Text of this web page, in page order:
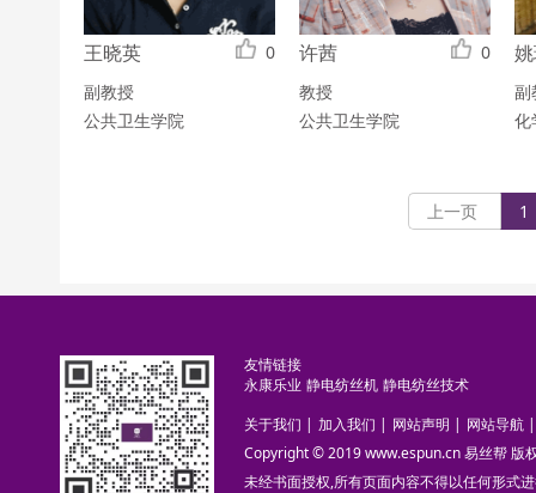
王晓英
0
副教授
公共卫生学院
许茜
0
教授
公共卫生学院
副
化
上一页 1
友情链接
永康乐业 静电纺丝机 静电纺丝技术
关于我们 | 加入我们 | 网站声明 | 网站导航 |
Copyright © 2019 www.espun.cn 易丝帮 版
未经书面授权,所有页面内容不得以任何形式